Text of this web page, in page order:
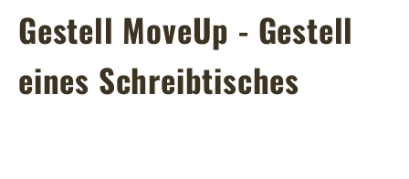
Gestell MoveUp - Gestell
eines Schreibtisches